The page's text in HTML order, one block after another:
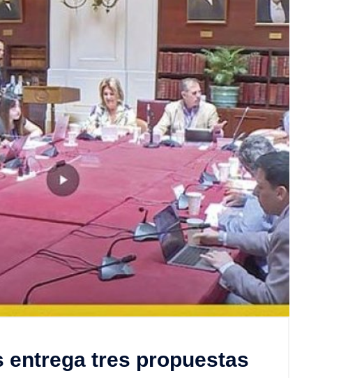
entrega tres propuestas